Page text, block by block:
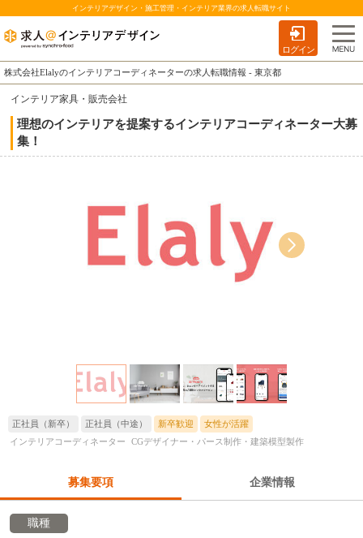
インテリアデザイン・施工管理・インテリア業界の求人転職サイト
ログイン
株式会社Elalyのインテリアコーディネーターの求人転職情報 - 東京都
インテリア家具・販売会社
理想のインテリアを提案するインテリアコーディネーター大募
集！
正社員（新卒） 正社員（中途） 新卒歓迎
女性が活躍
インテリアコーディネーター
CGデザイナー・パース制作・建築模型製作
募集要項 企業情報
職種